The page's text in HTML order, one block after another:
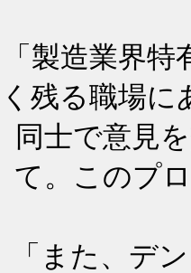
「製造業界
く残る職場
同士で意見
て。このプ
「また、デ